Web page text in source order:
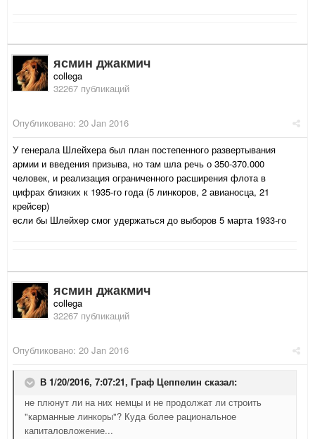
ясмин джакмич
collega
32267 публикаций
Опубликовано: 20 Jan 2016
У генерала Шлейхера был план постепенного развертывания
армии и введения призыва, но там шла речь о 350-370.000
человек, и реализация ограниченного расширения флота в
цифрах близких к 1935-го года (5 линкоров, 2 авианосца, 21
крейсер)
если бы Шлейхер смог удержаться до выборов 5 марта 1933-го
ясмин джакмич
collega
32267 публикаций
Опубликовано: 20 Jan 2016
В 1/20/2016, 7:07:21, Граф Цеппелин сказал:
не плюнут ли на них немцы и не продолжат ли строить
"карманные линкоры"? Куда более рациональное
капиталовложение...